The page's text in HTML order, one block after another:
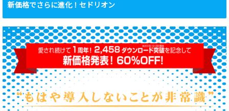
新価格でさらに進化！セドリオン